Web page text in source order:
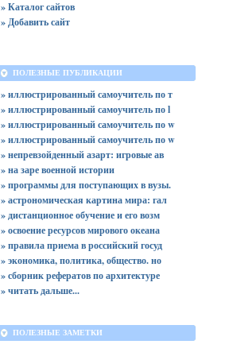
» Каталог сайтов
» Добавить сайт
ПОЛЕЗНЫЕ ПУБЛИКАЦИИ
» иллюстрированный самоучитель по т
» иллюстрированный самоучитель по l
» иллюстрированный самоучитель по w
» иллюстрированный самоучитель по w
» непревзойденный азарт: игровые ав
» на заре военной истории
» программы для поступающих в вузы.
» астрономическая картина мира: гал
» дистанционное обучение и его возм
» освоение ресурсов мирового океана
» правила приема в российский госуд
» экономика, политика, общество. но
» сборник рефератов по архитектуре
»читать дальше...
ПОЛЕЗНЫЕ ЗАМЕТКИ